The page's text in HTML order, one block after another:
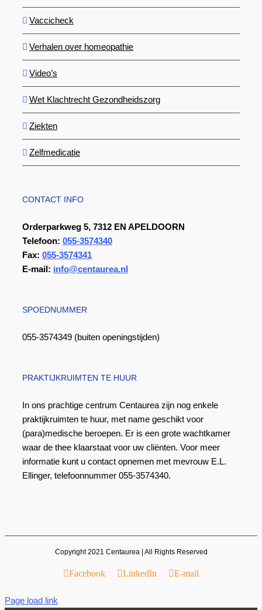
Vaccicheck
Verhalen over homeopathie
Video’s
Wet Klachtrecht Gezondheidszorg
Ziekten
Zelfmedicatie
CONTACT INFO
Orderparkweg 5, 7312 EN APELDOORN
Telefoon: 055-3574340
Fax: 055-3574341
E-mail: info@centaurea.nl
SPOEDNUMMER
055-3574349 (buiten openingstijden)
PRAKTIJKRUIMTEN TE HUUR
In ons prachtige centrum Centaurea zijn nog enkele
praktijkruimten te huur, met name geschikt voor
(para)medische beroepen. Er is een grote wachtkamer
waar de thee klaarstaat voor uw cliënten. Voor meer
informatie kunt u contact opnemen met mevrouw E.L.
Ellinger, telefoonnummer 055-3574340.
Copyright 2021 Centaurea | All Rights Reserved
Facebook LinkedIn E-mail
Page load link